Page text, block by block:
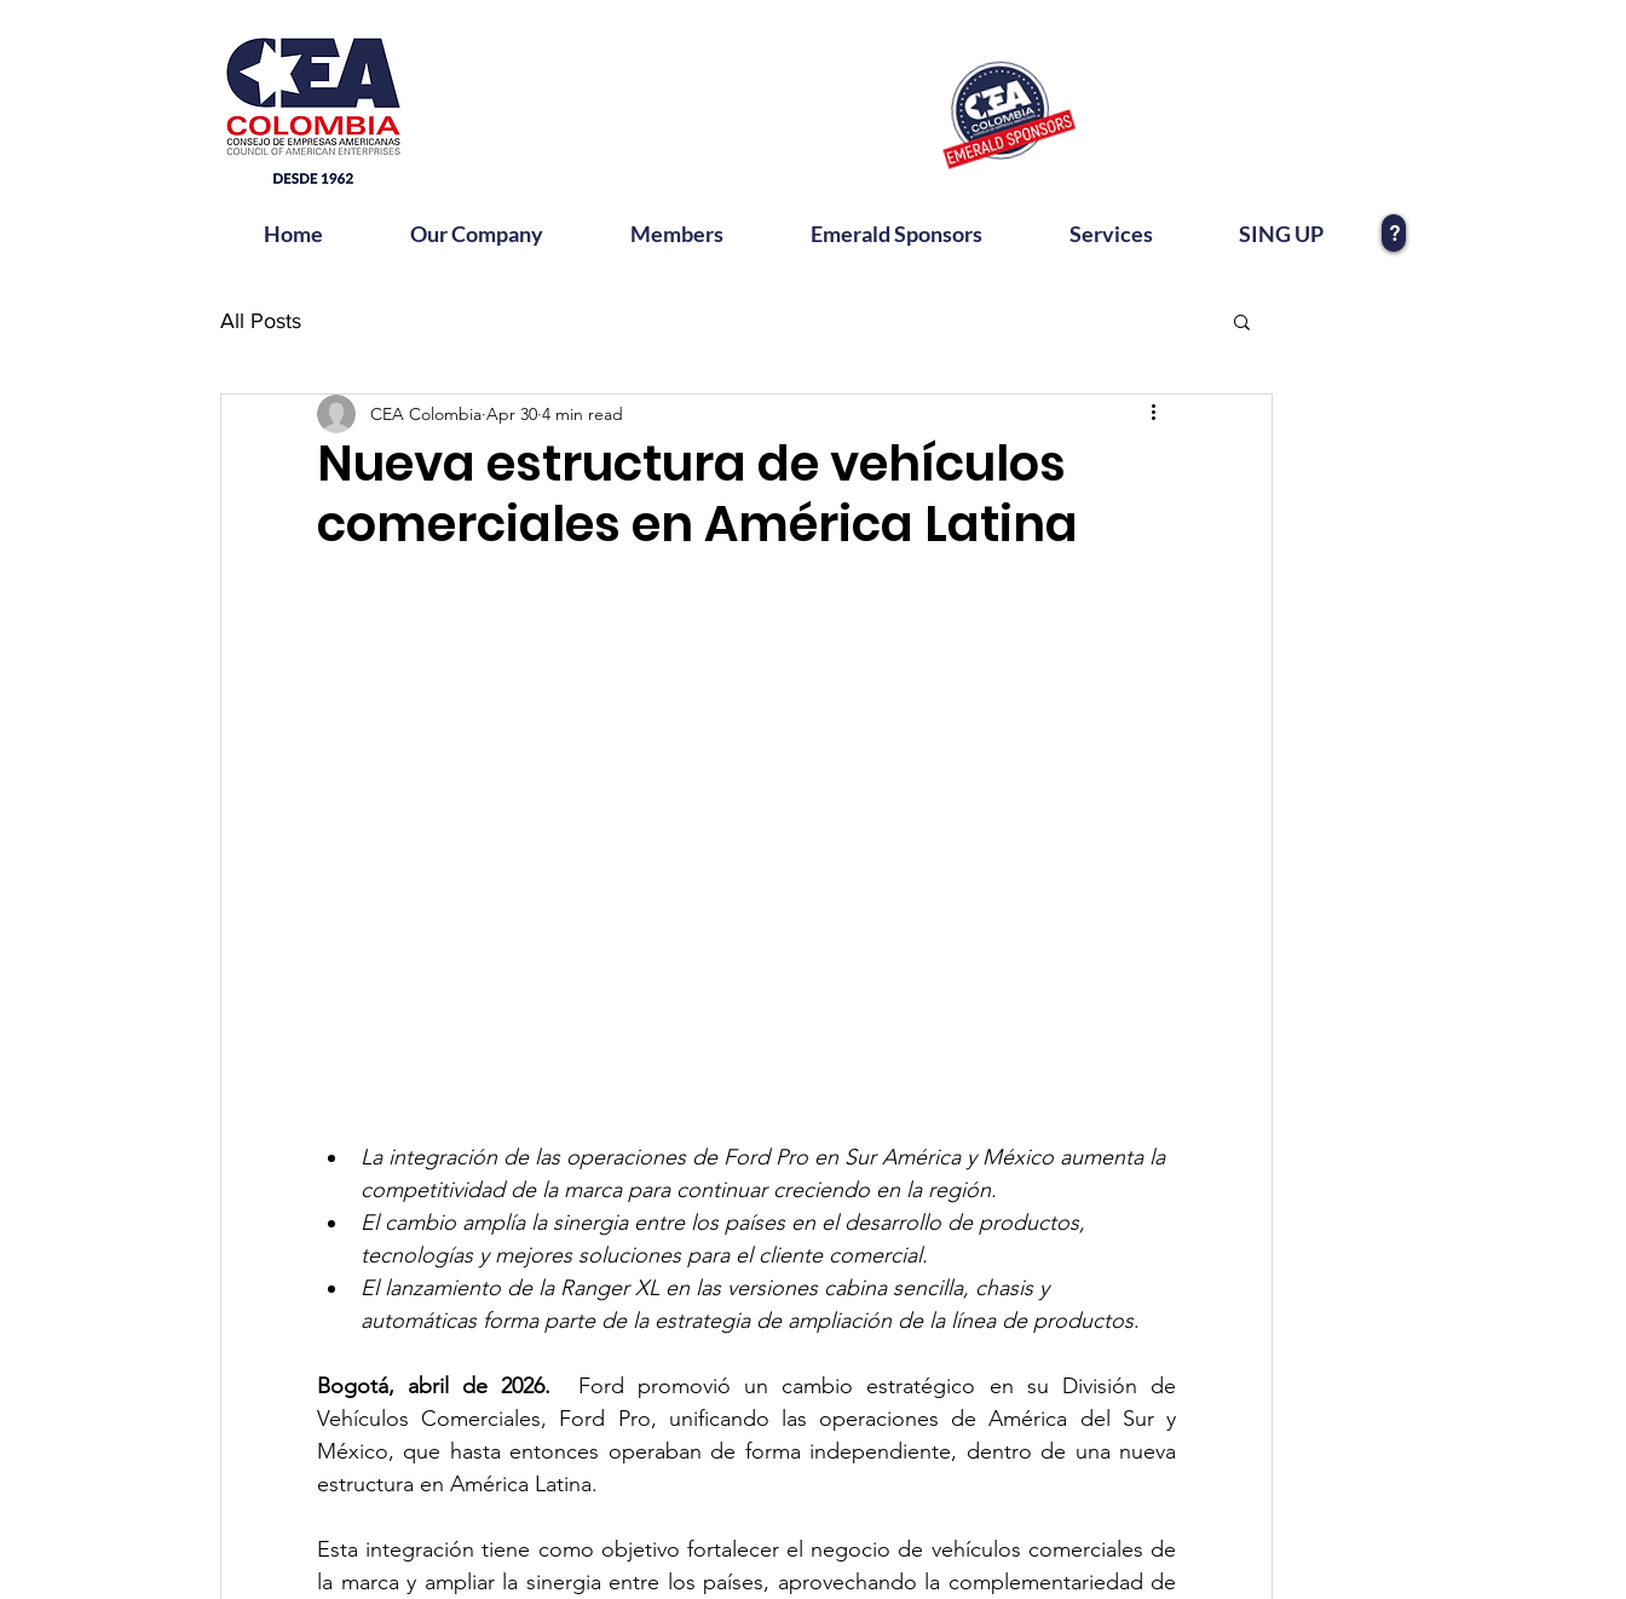
Home Our Company Members Emerald Sponsors Services SING UP ?
All Posts
Nueva estructura de vehículos
comerciales en América Latina
CEA Colombia Apr 30 4 min read
La integración de las operaciones de Ford Pro en Sur América y México aumenta la
competitividad de la marca para continuar creciendo en la región.
El cambio amplía la sinergia entre los países en el desarrollo de productos,
tecnologías y mejores soluciones para el cliente comercial.
El lanzamiento de la Ranger XL en las versiones cabina sencilla, chasis y
automáticas forma parte de la estrategia de ampliación de la línea de productos.
Bogotá, abril de 2026.
Ford promovió un cambio estratégico en su División de
Vehículos Comerciales, Ford Pro, unificando las operaciones de América del Sur y
México, que hasta entonces operaban de forma independiente, dentro de una nueva
estructura en América Latina.
Esta integración tiene como objetivo fortalecer el negocio de vehículos comerciales de
la marca y ampliar la sinergia entre los países, aprovechando la complementariedad de